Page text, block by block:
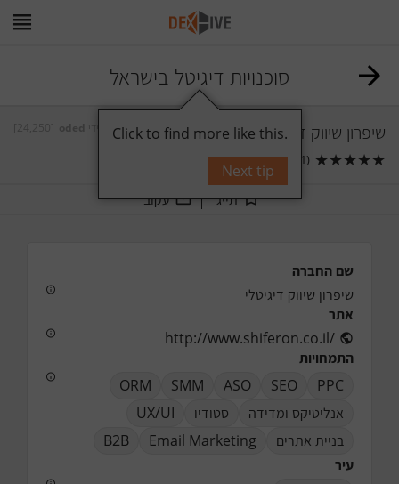
סוכנויות דיגיטל בישראל
שיפרון שיווק דיגיטלי
★
★
★
★
★
(1)
0 תגובות
תייג עקוב
שם החברה
שיפרון שיווק דיגיטלי
אתר
http://www.shiferon.co.il/
התמחויות
PPC
SEO
ASO
SMM
ORM
אנליטיקס ומדידה
סטודיו
UX/UI
בניית אתרים
Email Marketing
B2B
עיר
Click to find more like this.
Next tip